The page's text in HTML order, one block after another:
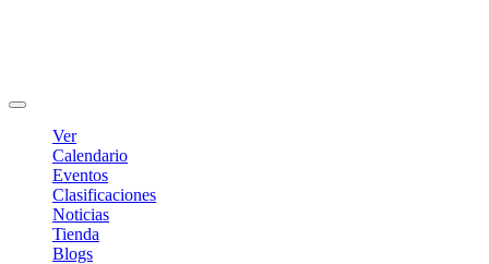
Ver
Calendario
Eventos
Clasificaciones
Noticias
Tienda
Blogs